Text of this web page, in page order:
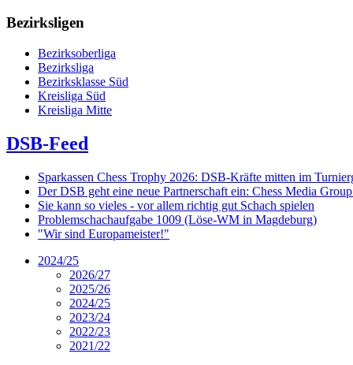
Bezirksligen
Bezirksoberliga
Bezirksliga
Bezirksklasse Süd
Kreisliga Süd
Kreisliga Mitte
DSB-Feed
Sparkassen Chess Trophy 2026: DSB-Kräfte mitten im
Der DSB geht eine neue Partnerschaft ein: Chess Media
Sie kann so vieles - vor allem richtig gut Schach spielen
Problemschachaufgabe 1009 (Löse-WM in Magdeburg)
"Wir sind Europameister!"
2024/25
2026/27
2025/26
2024/25
2023/24
2022/23
2021/22